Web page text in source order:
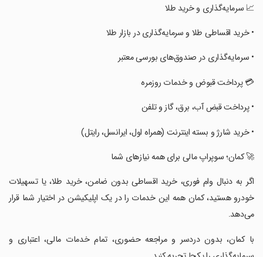
‏📈 سرمایه‌گذاری و خرید طلا
‏• خرید اقساطی طلا و سرمایه‌گذاری در بازار طلا
‏• سرمایه‌گذاری در صندوق‌های بورسی معتبر
‏💳 پرداخت قبوض و خدمات روزمره
‏• پرداخت قبض آب، برق، گاز و تلفن
‏• خرید شارژ و بسته اینترنت (همراه اول، ایرانسل، رایتل)
‏🚀 کمان؛ سوپراپ مالی برای همه نیازهای شما
‏اگر به دنبال وام فوری، خرید اقساطی بدون ضامن، خرید طلا، یا تسهیلات
خودرو هستید، کمان همه این خدمات را در یک اپلیکیشن در اختیار شما قرار
می‌دهد.
‏با کمان، بدون دردسر و مراجعه حضوری، تمام خدمات مالی، اعتباری و